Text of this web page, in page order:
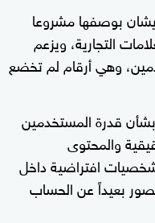
بوصفها مشروعا
التجارية، ويزعم
وهي أرقام لم تخضع
قدرة المستخدمين
والمحتوى
افتراضية داخل
بعيداً عن الحساب